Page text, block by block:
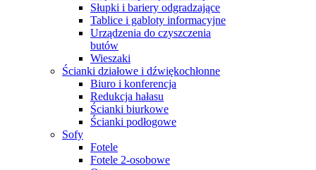
Słupki i bariery odgradzające
Tablice i gabloty informacyjne
Urządzenia do czyszczenia
butów
Wieszaki
Ścianki działowe i dźwiękochłonne
Biuro i konferencja
Redukcja hałasu
Ścianki biurkowe
Ścianki podłogowe
Sofy
Fotele
Fotele 2-osobowe